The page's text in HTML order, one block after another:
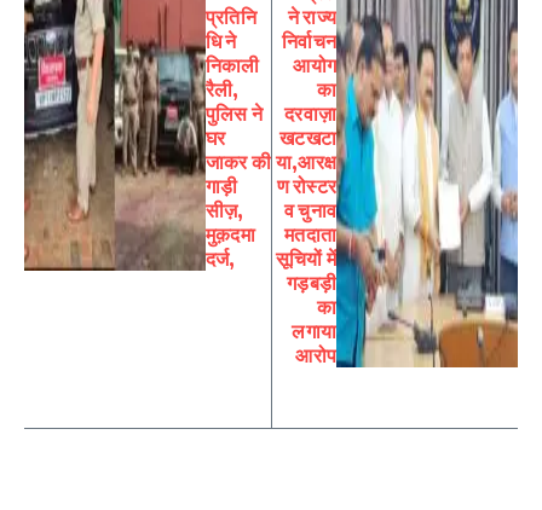
प्रतिनि
धि ने
निकाली
रैली,
पुलिस ने
घर
जाकर की
गाड़ी
सीज़,
मुक़दमा
दर्ज,
ने राज्य
निर्वाचन
आयोग
का
दरवाज़ा
खटखटा
या,आरक्ष
ण रोस्टर
व चुनाव
मतदाता
सूचियों में
गड़बड़ी
का
लगाया
आरोप